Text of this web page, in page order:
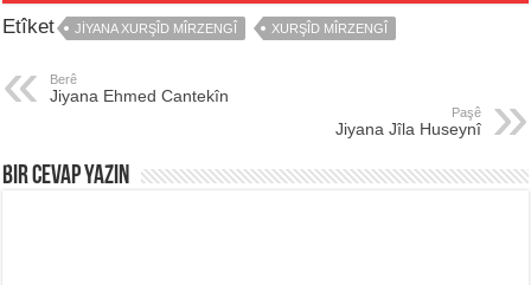
Etîket JIYANA XURŞÎD MÎRZENGÎ XURŞÎD MÎRZENGÎ
Berê
Jiyana Ehmed Cantekîn
Paşê
Jiyana Jîla Huseynî
Bir Cevap Yazın